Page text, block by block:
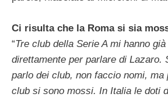
Ci risulta che la Roma si sia
“Tre club della Serie A mi hanno
direttamente per parlare di Lazaro.
parlo dei club, non faccio nomi, ma
club si sono mossi. In Italia le doti